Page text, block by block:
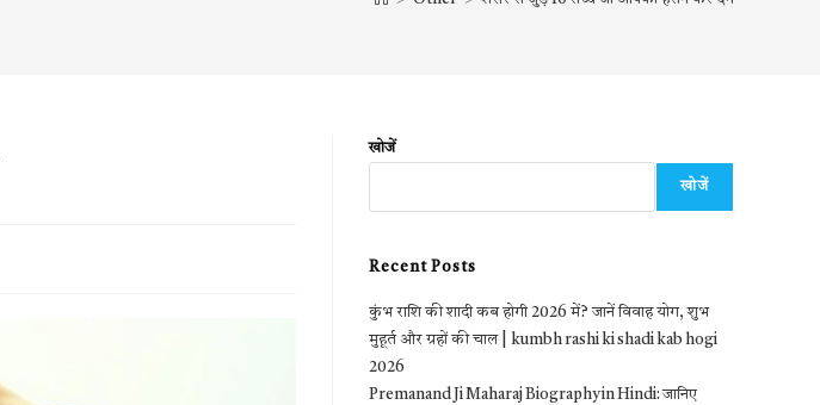
खोजें
खोजें
Recent Posts
कुंभ राशि की शादी कब होगी 2026 में? जानें विवाह योग, शुभ
मुहूर्त और ग्रहों की चाल | kumbh rashi ki shadi kab hogi
2026
Premanand Ji Maharaj Biography in Hindi: जानिए